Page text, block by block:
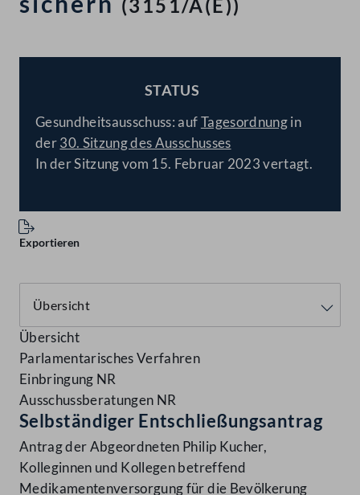
(3151/A(E))
STATUS
Gesundheitsausschuss: aufTagesordnungin
der30. Sitzung des Ausschusses
In der Sitzung vom 15. Februar 2023 vertagt.
Exportieren
Übersicht
Parlamentarisches Verfahren
Einbringung NR
Ausschussberatungen NR
Selbständiger Entschließungsantrag
Antrag der Abgeordneten Philip Kucher,
Kolleginnen und Kollegen betreffend
Medikamentenversorgung für die Bevölkerung